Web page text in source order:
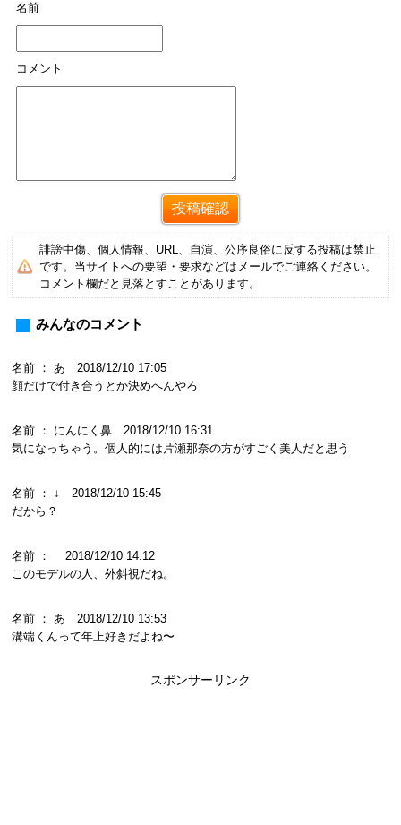
名前
コメント
誹謗中傷、個人情報、URL、自演、公序良俗に反する投稿は禁止
です。当サイトへの要望・要求などはメールでご連絡ください。
コメント欄だと見落とすことがあります。
みんなのコメント
名前 ： あ 2018/12/10 17:05
顔だけで付き合うとか決めへんやろ
名前 ： にんにく鼻 2018/12/10 16:31
気になっちゃう。個人的には片瀬那奈の方がすごく美人だと思う
名前 ： ↓ 2018/12/10 15:45
だから？
名前 ： 2018/12/10 14:12
このモデルの人、外斜視だね。
名前 ： あ 2018/12/10 13:53
溝端くんって年上好きだよね〜
スポンサーリンク